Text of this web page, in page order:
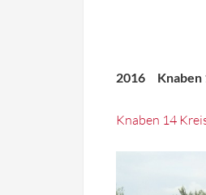
2016 Knaben
Knaben 14